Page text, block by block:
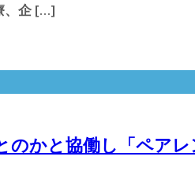
、企 […]
かと協働し「ペア